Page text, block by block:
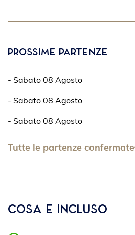
Prossime partenze
- Sabato 08 Agosto
- Sabato 08 Agosto
- Sabato 08 Agosto
Tutte le partenze confermate
Cosa è incluso